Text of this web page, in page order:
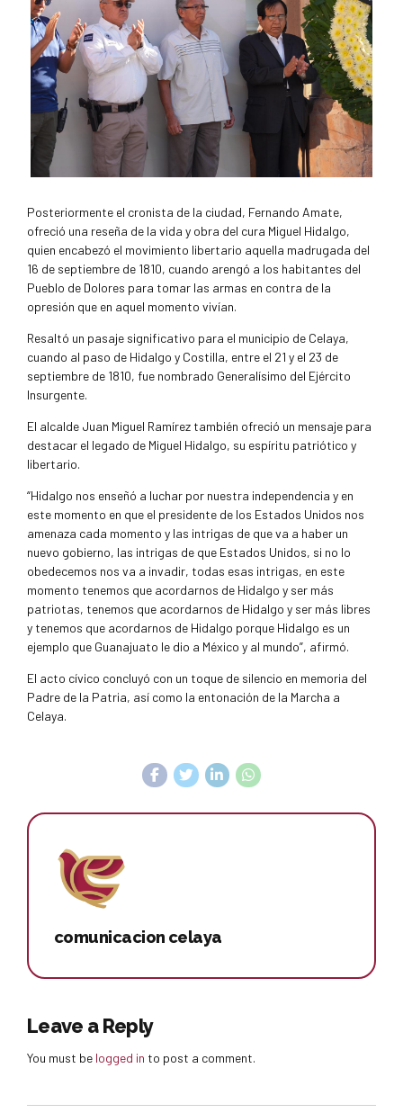
Posteriormente el cronista de la ciudad, Fernando Amate,
ofreció una reseña de la vida y obra del cura Miguel Hidalgo,
quien encabezó el movimiento libertario aquella madrugada del
16 de septiembre de 1810, cuando arengó a los habitantes del
Pueblo de Dolores para tomar las armas en contra de la
opresión que en aquel momento vivían.
Resaltó un pasaje significativo para el municipio de Celaya,
cuando al paso de Hidalgo y Costilla, entre el 21 y el 23 de
septiembre de 1810, fue nombrado Generalísimo del Ejército
Insurgente.
El alcalde Juan Miguel Ramírez también ofreció un mensaje para
destacar el legado de Miguel Hidalgo, su espíritu patriótico y
libertario.
“Hidalgo nos enseñó a luchar por nuestra independencia y en
este momento en que el presidente de los Estados Unidos nos
amenaza cada momento y las intrigas de que va a haber un
nuevo gobierno, las intrigas de que Estados Unidos, si no lo
obedecemos nos va a invadir, todas esas intrigas, en este
momento tenemos que acordarnos de Hidalgo y ser más
patriotas, tenemos que acordarnos de Hidalgo y ser más libres
y tenemos que acordarnos de Hidalgo porque Hidalgo es un
ejemplo que Guanajuato le dio a México y al mundo”, afirmó.
El acto cívico concluyó con un toque de silencio en memoria del
Padre de la Patria, así como la entonación de la Marcha a
Celaya.
comunicacion celaya
Leave a Reply
You must be logged in to post a comment.